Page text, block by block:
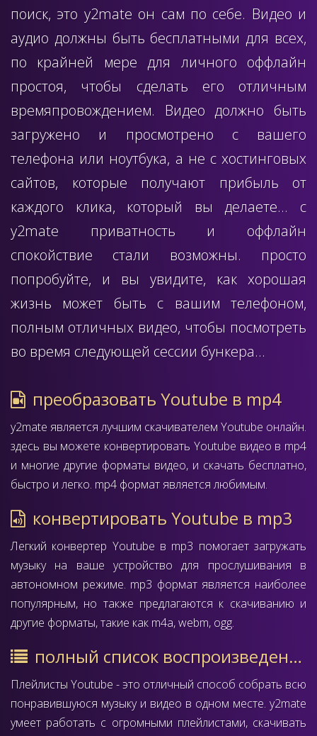
поиск, это y2mate он сам по себе. Видео и
аудио должны быть бесплатными для всех,
по крайней мере для личного оффлайн
простоя, чтобы сделать его отличным
времяпровождением. Видео должно быть
загружено и просмотрено с вашего
телефона или ноутбука, а не с хостинговых
сайтов, которые получают прибыль от
каждого клика, который вы делаете... с
y2mate приватность и оффлайн
спокойствие стали возможны. просто
попробуйте, и вы увидите, как хорошая
жизнь может быть с вашим телефоном,
полным отличных видео, чтобы посмотреть
во время следующей сессии бункера...
преобразовать Youtube в mp4
y2mate является лучшим скачивателем Youtube онлайн.
здесь вы можете конвертировать Youtube видео в mp4
и многие другие форматы видео, и скачать бесплатно,
быстро и легко. mp4 формат является любимым.
конвертировать Youtube в mp3
Легкий конвертер Youtube в mp3 помогает загружать
музыку на ваше устройство для прослушивания в
автономном режиме. mp3 формат является наиболее
популярным, но также предлагаются к скачиванию и
другие форматы, такие как m4a, webm, ogg.
полный список воспроизведения
Плейлисты Youtube - это отличный способ собрать всю
понравившуюся музыку и видео в одном месте. y2mate
умеет работать с огромными плейлистами, скачивать